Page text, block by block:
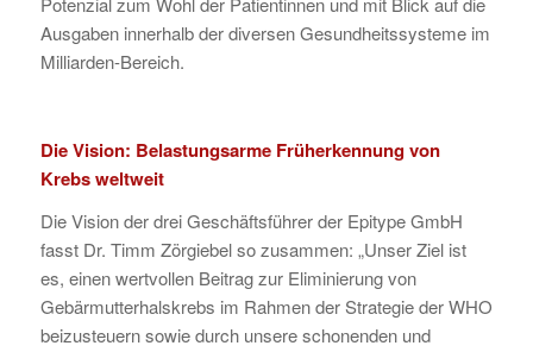
Ausgaben innerhalb der diversen Gesundheitssysteme im
Milliarden-Bereich.
Die Vision: Belastungsarme Früherkennung von
Krebs weltweit
Die Vision der drei Geschäftsführer der Epitype GmbH
fasst Dr. Timm Zörgiebel so zusammen: „Unser Ziel ist
es, einen wertvollen Beitrag zur Eliminierung von
Gebärmutterhalskrebs im Rahmen der Strategie der WHO
beizusteuern sowie durch unsere schonenden und